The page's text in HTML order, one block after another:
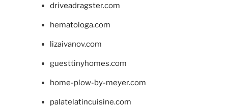
driveadragster.com
hematologa.com
lizaivanov.com
guesttinyhomes.com
home-plow-by-meyer.com
palatelatincuisine.com